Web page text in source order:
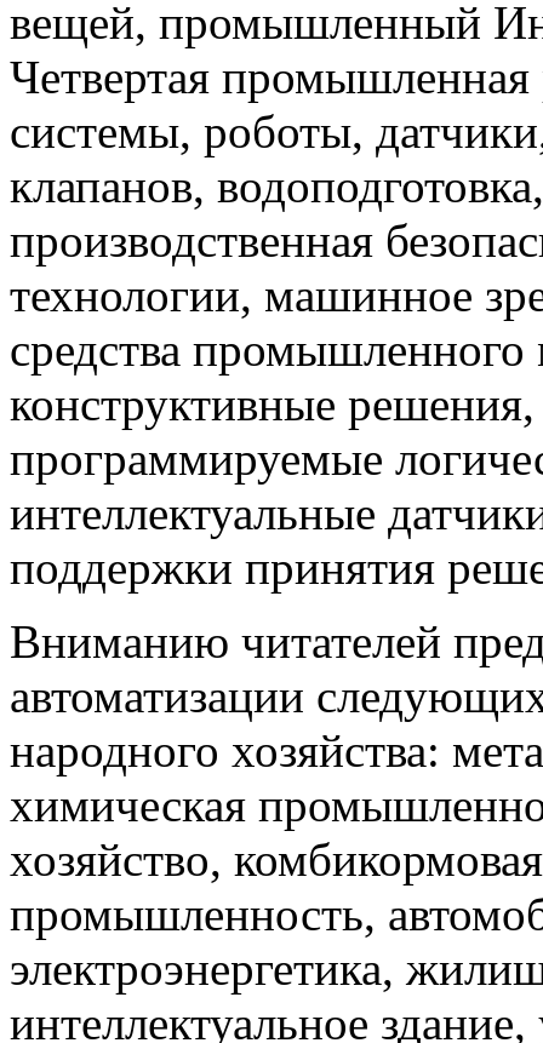
вещей, промышленный
Четвертая
системы, роботы,
клапанов,
производственная
технологии, машинное
средства
конструктивные
программируемые
интеллектуальные
поддержки принятия
Вниманию читателей
автоматизации
народного хозяйства:
химическая
хозяйство,
промышленность,
электроэнергетика,
интеллектуальное